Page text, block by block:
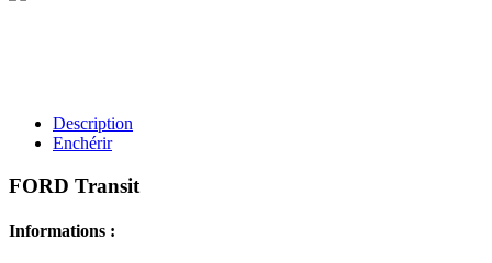
Description
Enchérir
FORD Transit
Informations :